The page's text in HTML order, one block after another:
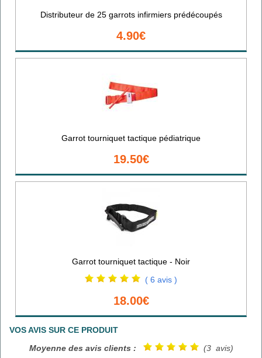
Distributeur de 25 garrots infirmiers prédécoupés
4.90€
Garrot tourniquet tactique pédiatrique
19.50€
Garrot tourniquet tactique - Noir
( 6 avis )
18.00€
VOS AVIS SUR CE PRODUIT
Moyenne des avis clients :
(3 avis)